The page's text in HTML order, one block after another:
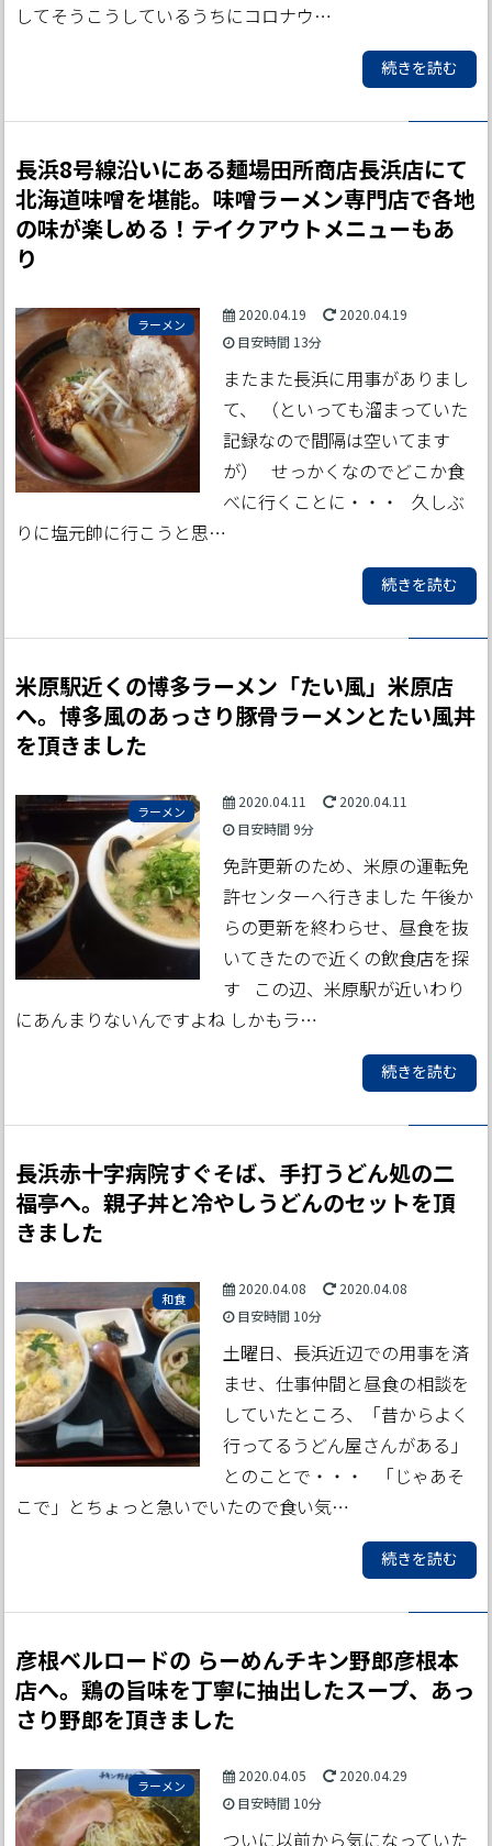
してそうこうしているうちにコロナウ…
続きを読む
長浜8号線沿いにある麺場田所商店長浜店にて
北海道味噌を堪能。味噌ラーメン専門店で各地
の味が楽しめる！テイクアウトメニューもあ
り
ラーメン
2020.04.19
2020.04.19
目安時間 13分
またまた長浜に用事がありまし
て、 （といっても溜まっていた
記録なので間隔は空いてます
が） せっかくなのでどこか食
べに行くことに・・・ 久しぶ
りに塩元帥に行こうと思…
続きを読む
米原駅近くの博多ラーメン「たい風」米原店
へ。博多風のあっさり豚骨ラーメンとたい風丼
を頂きました
ラーメン
2020.04.11
2020.04.11
目安時間 9分
免許更新のため、米原の運転免
許センターへ行きました 午後か
らの更新を終わらせ、昼食を抜
いてきたので近くの飲食店を探
す この辺、米原駅が近いわり
にあんまりないんですよね しかもラ…
続きを読む
長浜赤十字病院すぐそば、手打うどん処の二
福亭へ。親子丼と冷やしうどんのセットを頂
きました
和食
2020.04.08
2020.04.08
目安時間 10分
土曜日、長浜近辺での用事を済
ませ、仕事仲間と昼食の相談を
していたところ、「昔からよく
行ってるうどん屋さんがある」
とのことで・・・ 「じゃあそ
こで」とちょっと急いでいたので食い気…
続きを読む
彦根ベルロードの らーめんチキン野郎彦根本
店へ。鶏の旨味を丁寧に抽出したスープ、あっ
さり野郎を頂きました
ラーメン
2020.04.05
2020.04.29
目安時間 10分
ついに以前から気になっていた